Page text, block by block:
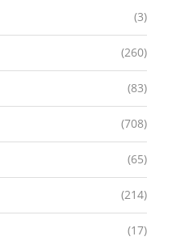
(3)
(260)
(83)
(708)
(65)
(214)
(17)